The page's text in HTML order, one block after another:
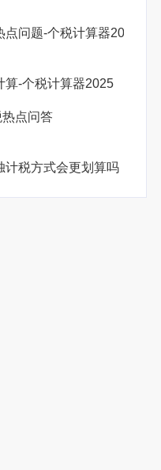
问题-个税计算器2025
算-个税计算器2025
点问答
计税方式会更划算吗